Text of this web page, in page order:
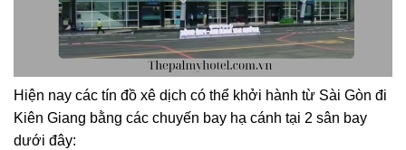
Hiện nay các tín đồ xê dịch có thể khởi hành từ Sài Gòn đi
Kiên Giang bằng các chuyến bay hạ cánh tại 2 sân bay
dưới đây: